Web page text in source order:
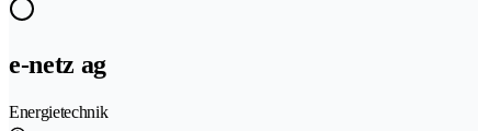
e-netz ag
Energietechnik